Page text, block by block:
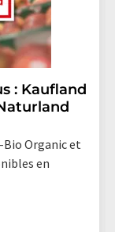
: Kaufland
Bio Organic et
en